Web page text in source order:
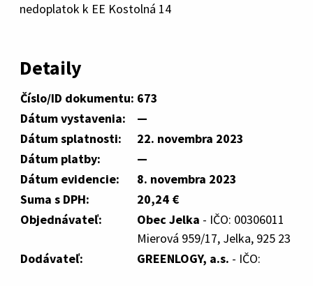
nedoplatok k EE Kostolná 14
Detaily
Číslo/ID dokumentu: 673
Dátum vystavenia:
—
Dátum splatnosti:
22. novembra 2023
Dátum platby:
—
Dátum evidencie:
8. novembra 2023
Suma s DPH:
20,24 €
Objednávateľ:
Obec Jelka - IČO: 00306011
Mierová 959/17, Jelka, 925 23
Dodávateľ:
GREENLOGY, a.s. - IČO: